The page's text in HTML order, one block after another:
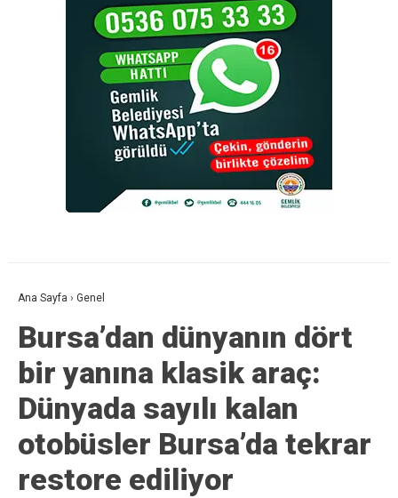
Ana Sayfa › Genel
Bursa’dan dünyanın dört
bir yanına klasik araç:
Dünyada sayılı kalan
otobüsler Bursa’da tekrar
restore ediliyor